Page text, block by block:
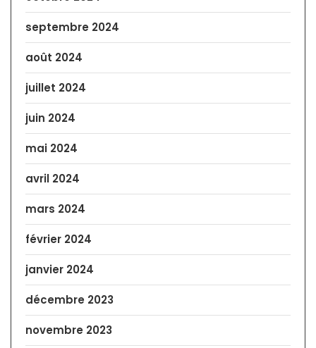
septembre 2024
août 2024
juillet 2024
juin 2024
mai 2024
avril 2024
mars 2024
février 2024
janvier 2024
décembre 2023
novembre 2023